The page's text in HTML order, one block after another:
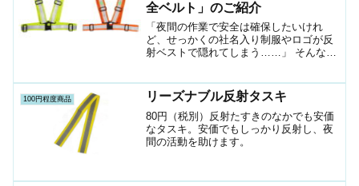
全ベルト」のご紹介
「夜間の作業で安全は確保したいけれ
ど、せっかくの社名入り制服やロゴが反
射ベストで隠れてしまう……」 そんなお
ィティを大切にする現場では、「視認
性」と「ユニフォームの象...
100円程度商品 リーズナブル反射タスキ
80円（税別）反射たすきのなかでも安価
なタスキ。安価でもしっかり反射し、夜
間の活動を助けます。